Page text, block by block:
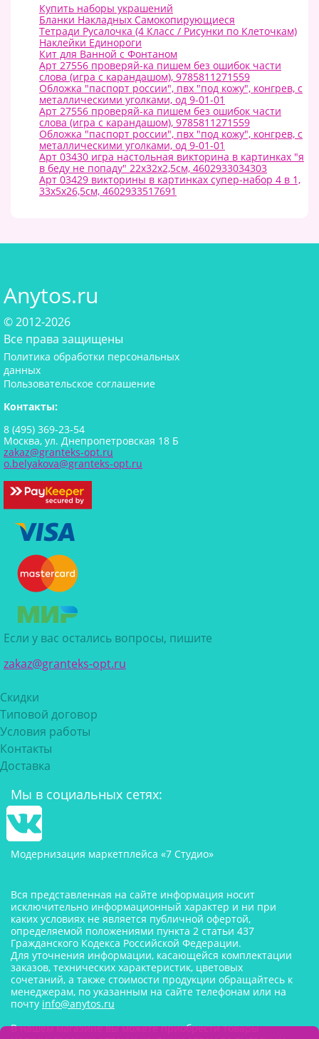
Купить наборы украшений
Бланки Накладных Самокопирующиеся
Тетради Русалочка (4 Класс / Рисунки по Клеточкам)
Наклейки Единороги
Кит для Ванной с Фонтаном
Арт 27556 проверяй-ка пишем без ошибок части
слова (игра с карандашом), 9785811271559
Обложка "паспорт россии", пвх "под кожу", конгрев, с
металлическими уголками, од 9-01-01
Арт 27556 проверяй-ка пишем без ошибок части
слова (игра с карандашом), 9785811271559
Обложка "паспорт россии", пвх "под кожу", конгрев, с
металлическими уголками, од 9-01-01
Арт 03430 игра настольная викторина в картинках "я
в беду не попаду" 22х32х2,5см, 4602933034303
Арт 03429 викторины в картинках супер-набор 4 в 1,
33х5х26,5см, 4602933517691
Anytos.ru
© 2012-2026
Все права защищены
Политика обработки персональных
данных
Пользовательское соглашение
Контакты:
8 (495) 369-23-54
Москва, ул. Днепропетровская 18 Б
zakaz@granteks-opt.ru
o.belyakova@granteks-opt.ru
Если у вас остались вопросы, пишите
zakaz@granteks-opt.ru
Скидки
Типовой договор
Условия работы
Контакты
Доставка
Мы в социальных сетях:
Модернизация маркетплейса «7 Студио»
Вся представленная на сайте информация носит
исключительно информационный характер и ни при
каких условиях не является публичной офертой,
определяемой положениями пункта 2 статьи 437
Гражданского Кодекса Российской Федерации.
Для уточнения информации, касающейся комплектации
заказов, технических характеристик, цветовых
сочетаний, а также стоимости продукции обращайтесь к
менеджерам, по указанным на сайте телефонам или на
почту info@anytos.ru
В нашем магазине вы можете приобрести товары